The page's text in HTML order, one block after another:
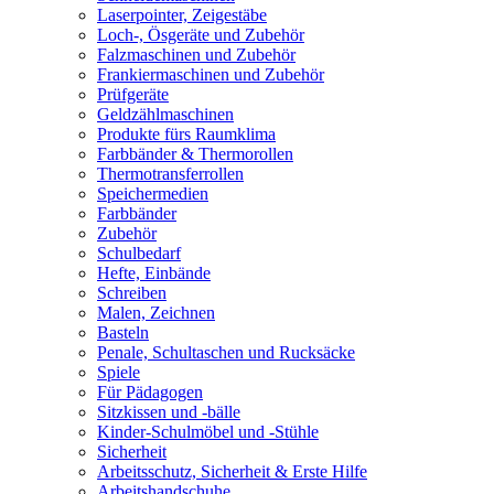
Laserpointer, Zeigestäbe
Loch-, Ösgeräte und Zubehör
Falzmaschinen und Zubehör
Frankiermaschinen und Zubehör
Prüfgeräte
Geldzählmaschinen
Produkte fürs Raumklima
Farbbänder & Thermorollen
Thermotransferrollen
Speichermedien
Farbbänder
Zubehör
Schulbedarf
Hefte, Einbände
Schreiben
Malen, Zeichnen
Basteln
Penale, Schultaschen und Rucksäcke
Spiele
Für Pädagogen
Sitzkissen und -bälle
Kinder-Schulmöbel und -Stühle
Sicherheit
Arbeitsschutz, Sicherheit & Erste Hilfe